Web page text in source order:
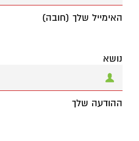
האימייל שלך (חובה)
נושא
ההודעה שלך